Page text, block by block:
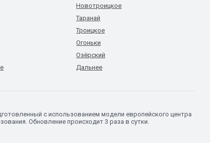
Новотроицкое
Таранай
Троицкое
Огоньки
Озёрский
Дальнее
с использованием модели европейского центра
Обновление происходит 3 раза в сутки.